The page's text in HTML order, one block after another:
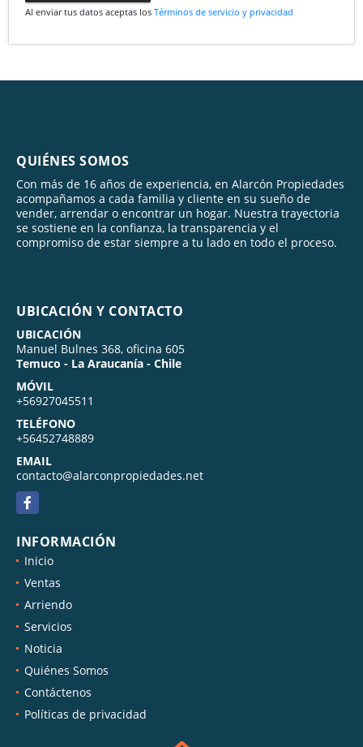
Al enviar tus datos aceptas los Términos de servicio y privacidad
QUIÉNES SOMOS
Con más de 16 años de experiencia, en Alarcón Propiedades
acompañamos a cada familia y cliente en su sueño de
vender, arrendar o encontrar un hogar. Nuestra trayectoria
se sostiene en la confianza, la transparencia y el
compromiso de estar siempre a tu lado en todo el proceso.
UBICACIÓN Y CONTACTO
UBICACIÓN
Manuel Bulnes 368, oficina 605
Temuco - La Araucanía - Chile
MÓVIL
+56927045511
TELÉFONO
+56452748889
EMAIL
contacto@alarconpropiedades.net
Facebook
INFORMACIÓN
Inicio
Ventas
Arriendo
Servicios
Noticia
Quiénes Somos
Contáctenos
Políticas de privacidad